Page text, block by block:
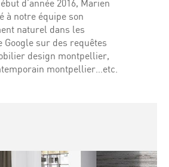
d’année 2016, Marien
à notre équipe son
naturel dans les
Google sur des requêtes
design montpellier,
montpellier…etc.